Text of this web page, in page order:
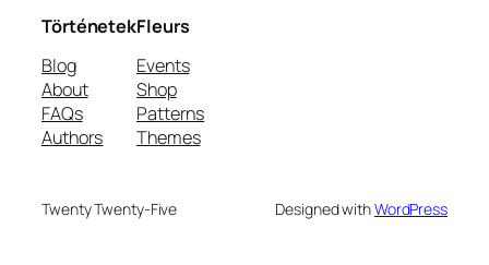
Történetek
Blog
About
FAQs
Authors
Fleurs
Events
Shop
Patterns
Themes
Twenty Twenty-Five Designed withWordPress